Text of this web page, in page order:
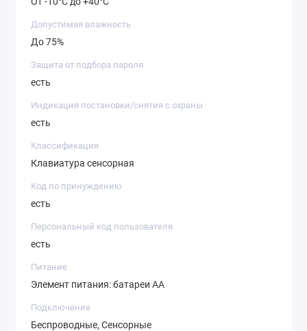
Допустимая влажность
До 75%
Защита от подбора пароля
есть
Индикация постановки/снятия с охраны
есть
Классификация
Клавиатура сенсорная
Код по принуждению
есть
Персональный код пользователя
есть
Питание
Элемент питания: батареи АА
Подключение
Беспроводные, Сенсорные